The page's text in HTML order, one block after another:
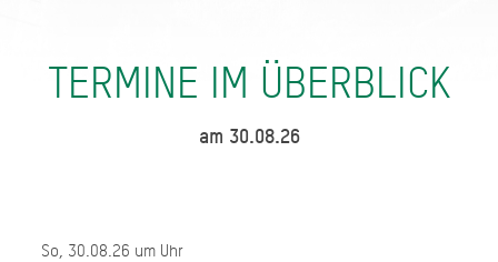
TERMINE IM ÜBERBLICK
am 30.08.26
So, 30.08.26 um Uhr